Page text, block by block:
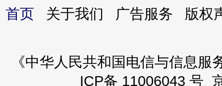
首页 关于我们 广告服务 版
《中华人民共和国电信与信息
ICP备 11006043 号